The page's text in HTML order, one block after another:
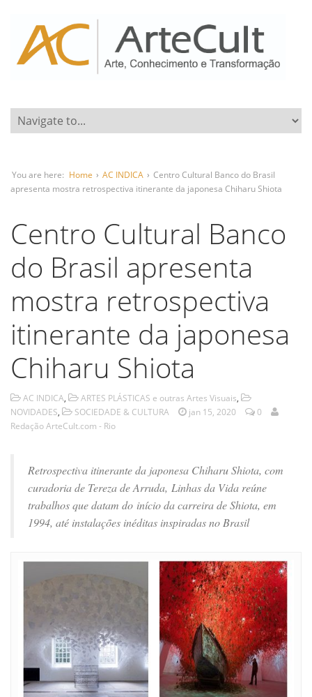
You are here: Home › AC INDICA › Centro Cultural Banco do Brasil
apresenta mostra retrospectiva itinerante da japonesa Chiharu Shiota
Centro Cultural Banco
do Brasil apresenta
mostra retrospectiva
itinerante da japonesa
Chiharu Shiota
AC INDICA, ARTES PLÁSTICAS e outras Artes Visuais,
NOVIDADES, SOCIEDADE & CULTURA jan 15, 2020
0
Redação ArteCult.com - Rio
Retrospectiva itinerante da japonesa Chiharu Shiota, com
curadoria de Tereza de Arruda, Linhas da Vida reúne
trabalhos que datam do início da carreira de Shiota, em
1994, até instalações inéditas inspiradas no Brasil